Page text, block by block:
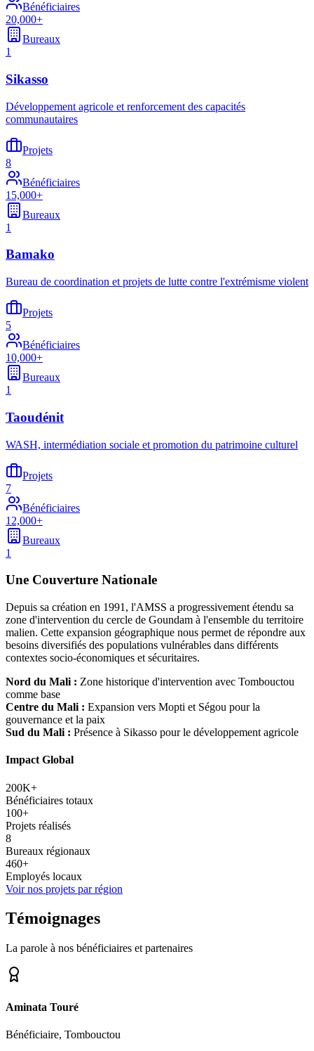
Bénéficiaires
20,000+
Bureaux
1
Sikasso
Développement agricole et renforcement des capacités
communautaires
Projets
8
Bénéficiaires
15,000+
Bureaux
1
Bamako
Bureau de coordination et projets de lutte contre l'extrémisme violent
Projets
5
Bénéficiaires
10,000+
Bureaux
1
Taoudénit
WASH, intermédiation sociale et promotion du patrimoine culturel
Projets
7
Bénéficiaires
12,000+
Bureaux
1
Une Couverture Nationale
Depuis sa création en 1991, l'AMSS a progressivement étendu sa
zone d'intervention du cercle de Goundam à l'ensemble du territoire
malien. Cette expansion géographique nous permet de répondre aux
besoins diversifiés des populations vulnérables dans différents
contextes socio-économiques et sécuritaires.
Nord du Mali : Zone historique d'intervention avec Tombouctou
comme base
Centre du Mali : Expansion vers Mopti et Ségou pour la
gouvernance et la paix
Sud du Mali : Présence à Sikasso pour le développement agricole
Impact Global
200K+
Bénéficiaires totaux
100+
Projets réalisés
8
Bureaux régionaux
460+
Employés locaux
Voir nos projets par région
Témoignages
La parole à nos bénéficiaires et partenaires
Aminata Touré
Bénéficiaire, Tombouctou